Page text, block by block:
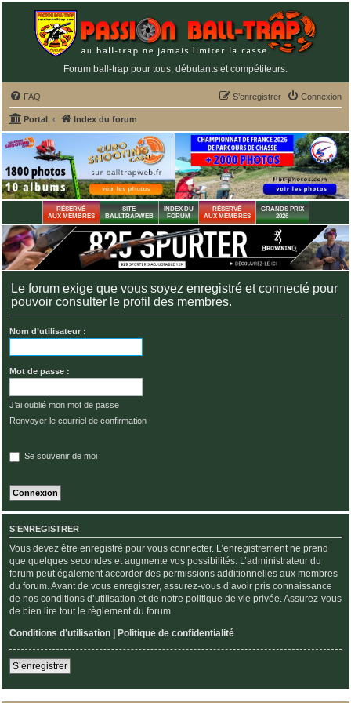
Forum ball-trap pour tous, débutants et compétiteurs.
FAQ Connexion
S’enregistrer
Portal Index du forum
RÉSERVÉ
AUX MEMBRES
SITE
BALLTRAPWEB
INDEX DU
FORUM
RÉSERVÉ
AUX MEMBRES
GRANDS PRIX
2026
Le forum exige que vous soyez enregistré et connecté pour
pouvoir consulter le profil des membres.
Nom d’utilisateur :
Mot de passe :
J’ai oublié mon mot de passe
Renvoyer le courriel de confirmation
Se souvenir de moi
S’ENREGISTRER
Vous devez être enregistré pour vous connecter. L’enregistrement ne prend
que quelques secondes et augmente vos possibilités. L’administrateur du
forum peut également accorder des permissions additionnelles aux membres
du forum. Avant de vous enregistrer, assurez-vous d’avoir pris connaissance
de nos conditions d’utilisation et de notre politique de vie privée. Assurez-vous
de bien lire tout le règlement du forum.
Conditions d’utilisation
Politique de confidentialité
S’enregistrer